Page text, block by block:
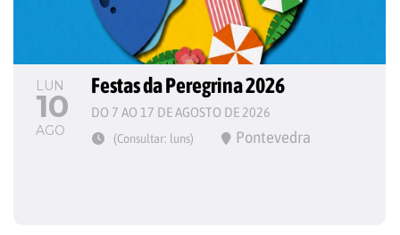
LUN
10
AGO
Festas da Peregrina 2026
DO 7 AO 17 DE AGOSTO DE 2026
(Consultar: luns) Pontevedra